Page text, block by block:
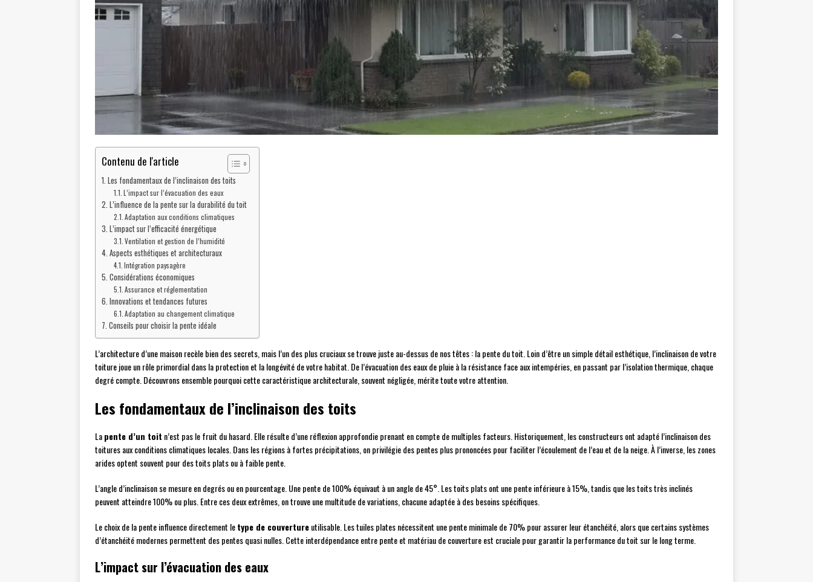
Contenu de l'article
Les fondamentaux de l’inclinaison des toits
L’impact sur l’évacuation des eaux
L’influence de la pente sur la durabilité du toit
Adaptation aux conditions climatiques
L’impact sur l’efficacité énergétique
Ventilation et gestion de l’humidité
Aspects esthétiques et architecturaux
Intégration paysagère
Considérations économiques
Assurance et réglementation
Innovations et tendances futures
Adaptation au changement climatique
Conseils pour choisir la pente idéale
L’architecture d’une maison recèle bien des secrets, mais l’un des plus cruciaux se trouve juste au-dessus de nos têtes : la pente du toit. Loin d’être un simple détail esthétique, l’inclinaison de votre
toiture joue un rôle primordial dans la protection et la longévité de votre habitat. De l’évacuation des eaux de pluie à la résistance face aux intempéries, en passant par l’isolation thermique, chaque
degré compte. Découvrons ensemble pourquoi cette caractéristique architecturale, souvent négligée, mérite toute votre attention.
Les fondamentaux de l’inclinaison des toits
Lapente d’un toit n’est pas le fruit du hasard. Elle résulte d’une réflexion approfondie prenant en compte de multiples facteurs. Historiquement, les constructeurs ont adapté l’inclinaison des
toitures aux conditions climatiques locales. Dans les régions à fortes précipitations, on privilégie des pentes plus prononcées pour faciliter l’écoulement de l’eau et de la neige. À l’inverse, les zones
arides optent souvent pour des toits plats ou à faible pente.
L’angle d’inclinaison se mesure en degrés ou en pourcentage. Une pente de 100% équivaut à un angle de 45°. Les toits plats ont une pente inférieure à 15%, tandis que les toits très inclinés
peuvent atteindre 100% ou plus. Entre ces deux extrêmes, on trouve une multitude de variations, chacune adaptée à des besoins spécifiques.
Le choix de la pente influence directement letype de couvertureutilisable. Les tuiles plates nécessitent une pente minimale de 70% pour assurer leur étanchéité, alors que certains systèmes
d’étanchéité modernes permettent des pentes quasi nulles. Cette interdépendance entre pente et matériau de couverture est cruciale pour garantir la performance du toit sur le long terme.
L’impact sur l’évacuation des eaux